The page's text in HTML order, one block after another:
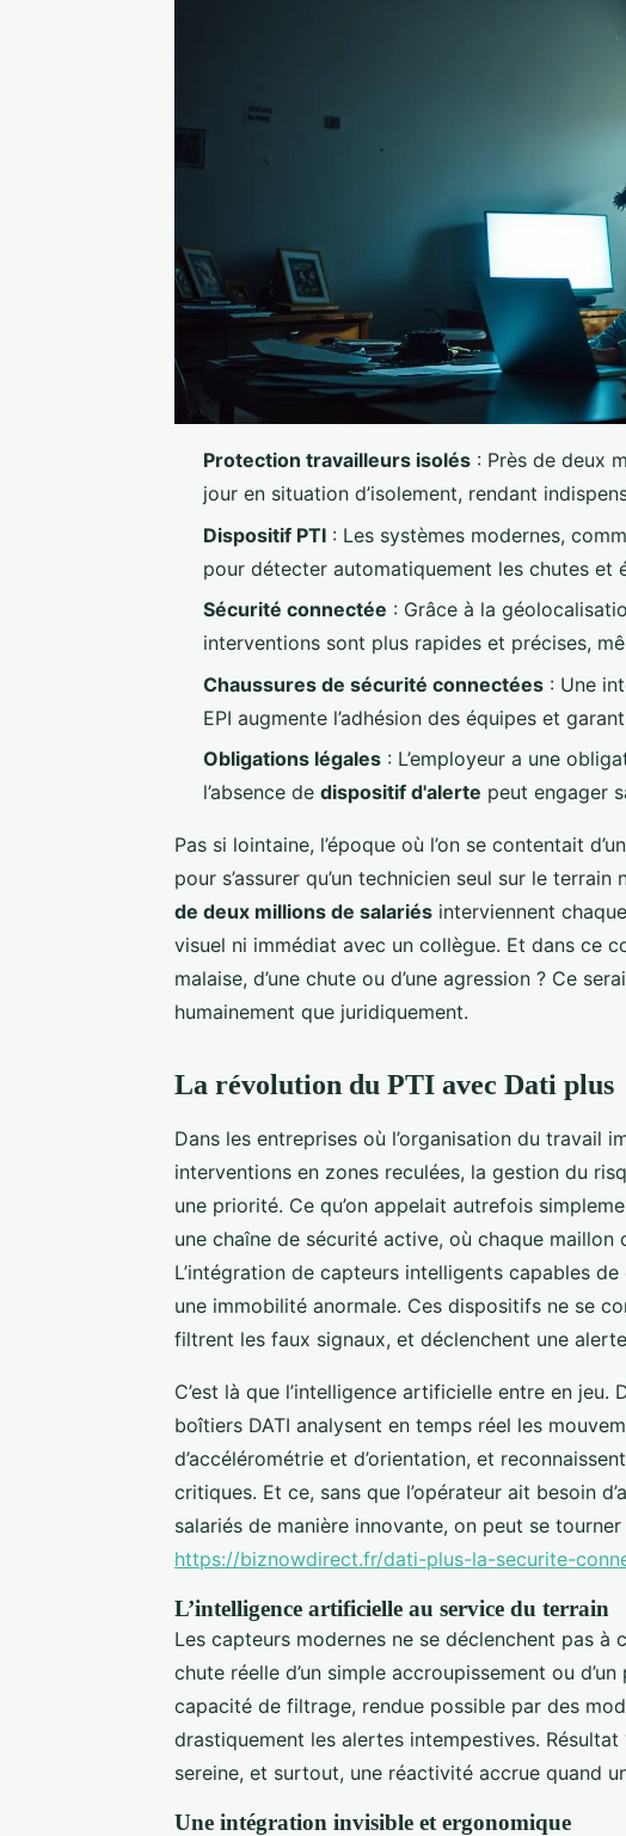
Protection travailleurs isolés : Près de deux
jour en situation d’isolement, rendant
Dispositif PTI : Les systèmes modernes,
pour détecter automatiquement les chutes et
Sécurité connectée : Grâce à la
interventions sont plus rapides et précises,
Chaussures de sécurité connectées : Une
EPI augmente l’adhésion des équipes et
Obligations légales : L’employeur a une
l’absence de dispositif d'alerte peut engager
Pas si lointaine, l’époque où l’on se contentait
pour s’assurer qu’un technicien seul sur le terrain
de deux millions de salariés interviennent
visuel ni immédiat avec un collègue. Et dans ce
malaise, d’une chute ou d’une agression ? Ce
humainement que juridiquement.
La révolution du PTI avec Dati plus
Dans les entreprises où l’organisation du travail
interventions en zones reculées, la gestion du
une priorité. Ce qu’on appelait autrefois
une chaîne de sécurité active, où chaque maillon
L’intégration de capteurs intelligents capables
une immobilité anormale. Ces dispositifs ne se
filtrent les faux signaux, et déclenchent une
C’est là que l’intelligence artificielle entre en jeu.
boîtiers DATI analysent en temps réel les
d’accélérométrie et d’orientation, et
critiques. Et ce, sans que l’opérateur ait besoin
salariés de manière innovante, on peut se
https://biznowdirect.fr/dati-plus-la-securite-
L’intelligence artificielle au service du terrain
Les capteurs modernes ne se déclenchent pas
chute réelle d’un simple accroupissement ou
capacité de filtrage, rendue possible par des
drastiquement les alertes intempestives.
sereine, et surtout, une réactivité accrue quand
Une intégration invisible et ergonomique